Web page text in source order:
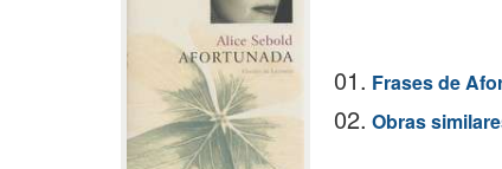
01. Frases de
02. Obras